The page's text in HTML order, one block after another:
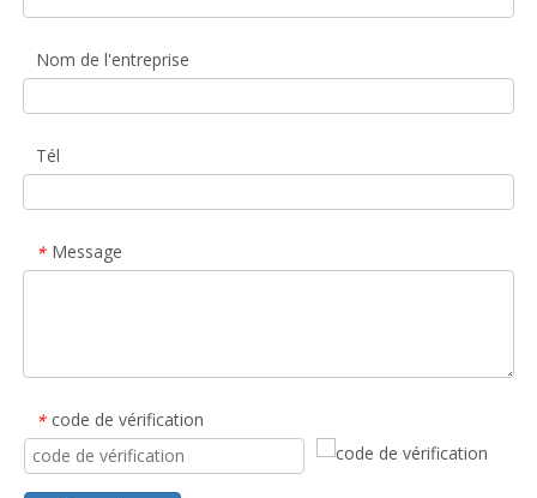
Nom de l'entreprise
Tél
* Message
* code de vérification